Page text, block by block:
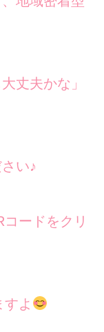
丈夫かな」
い♪
ードをクリ
よ